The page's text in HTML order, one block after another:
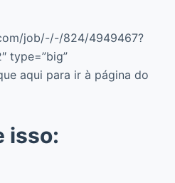
job/-/-/824/4949467?
type=”big”
aqui para ir à página do
isso: